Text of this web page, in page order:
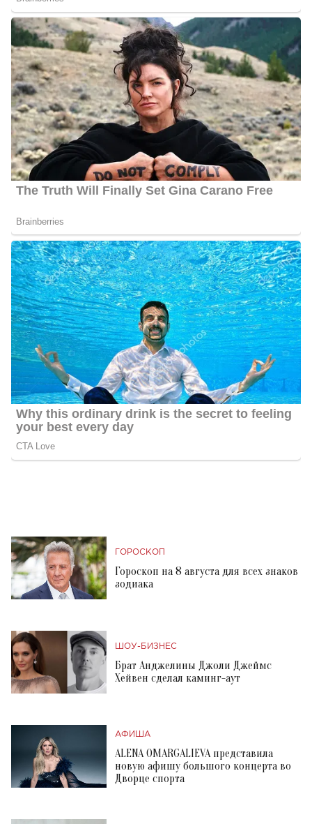
ГОРОСКОП
Гороскоп на 8 августа для всех знаков
зодиака
ШОУ-БИЗНЕС
Брат Анджелины Джоли Джеймс
Хейвен сделал каминг-аут
АФИША
ALENA OMARGALIEVA представила
новую афишу большого концерта во
Дворце спорта